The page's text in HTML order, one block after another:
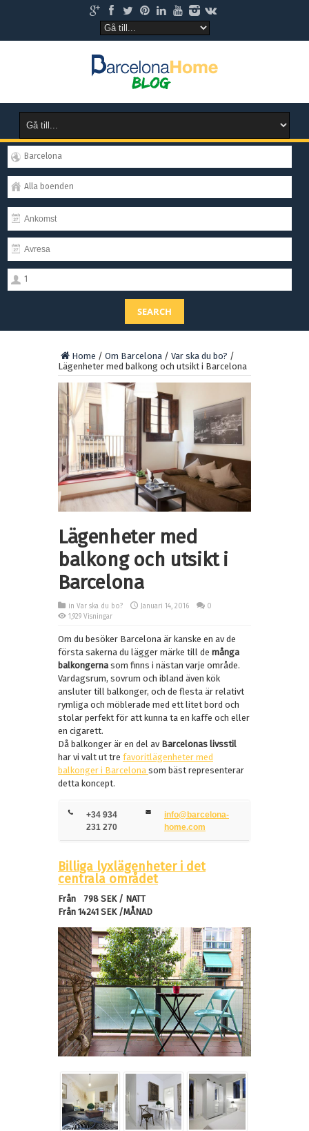
Barcelona
Alla boenden
1
SEARCH
Home / Om Barcelona / Var ska du bo? /
Lägenheter med balkong och utsikt i Barcelona
Lägenheter med
balkong och utsikt i
Barcelona
in Var ska du bo? Januari 14, 2016
0
1,929 Visningar
Om du besöker Barcelona är kanske en av de
första sakerna du lägger märke till de många
balkongerna som finns i nästan varje område.
Vardagsrum, sovrum och ibland även kök
ansluter till balkonger, och de flesta är relativt
rymliga och möblerade med ett litet bord och
stolar perfekt för att kunna ta en kaffe och eller
en cigarett.
Då balkonger är en del av Barcelonas livsstil
har vi valt ut tre favoritlägenheter med
balkonger i Barcelona som bäst representerar
detta koncept.
+34 934
231 270
info@barcelona-
home.com
Billiga lyxlägenheter i det
centrala området
Från 798 SEK / NATT
Från 14241 SEK /MÅNAD